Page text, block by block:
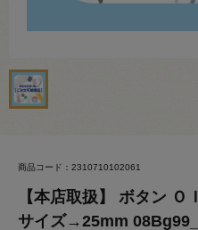
商品コード：2310710102061
【本店取扱】 ボタン
サイズ→25mm 08Bg99_